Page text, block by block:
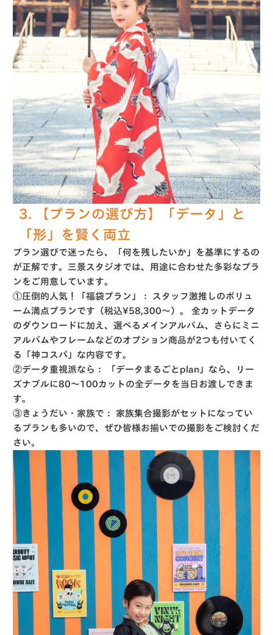
3. 【プランの選び方】「データ」と
「形」を賢く両立
プラン選びで迷ったら、「何を残したいか」を基準にするの
が正解です。三景スタジオでは、用途に合わせた多彩なプラ
ンをご用意しています。
①圧倒的人気！「福袋プラン」：
スタッフ激推しのボリュ
ーム満点プランです（税込¥58,300〜）。 全カットデータ
のダウンロードに加え、選べるメインアルバム、さらにミニ
アルバムやフレームなどのオプション商品が2つも付いてく
る「神コスパ」な内容です。
②データ重視派なら：
「データまるごとplan」なら、リー
ズナブルに80〜100カットの全データを当日お渡しできま
す。
③きょうだい・家族で：
家族集合撮影がセットになってい
るプランも多いので、ぜひ皆様お揃いでの撮影をご検討くだ
さい。